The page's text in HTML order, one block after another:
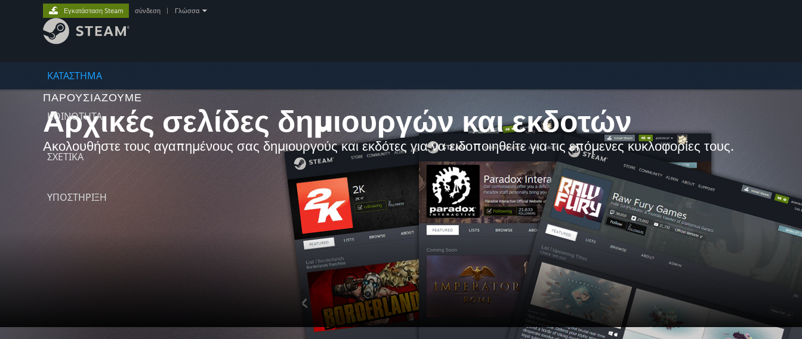
ΚΑΤΑΣΤΗΜΑ
ΚΟΙΝΟΤΗΤΑ
ΣΧΕΤΙΚΆ
ΥΠΟΣΤΗΡΙΞΗ
Εγκατάσταση Steam σύνδεση Γλώσσα
ΠΑΡΟΥΣΙΆΖΟΥΜΕ
Αρχικές σελίδες δημιουργών και εκδοτών
Ακολουθήστε τους αγαπημένους σας δημιουργούς και εκδότες για να ειδοποιηθείτε για τις επόμενες κυκλοφορίες τους.